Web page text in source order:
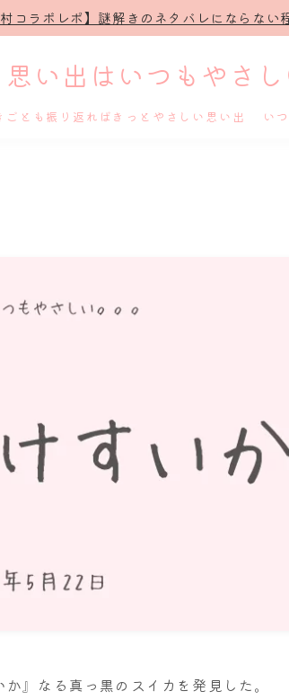
コラボレポ】謎解きのネタバレにならな
思い出はいつもやさし
ごとも振り返ればきっとやさしい思い出 い
名古屋
』なる真っ黒のスイカを発見した。